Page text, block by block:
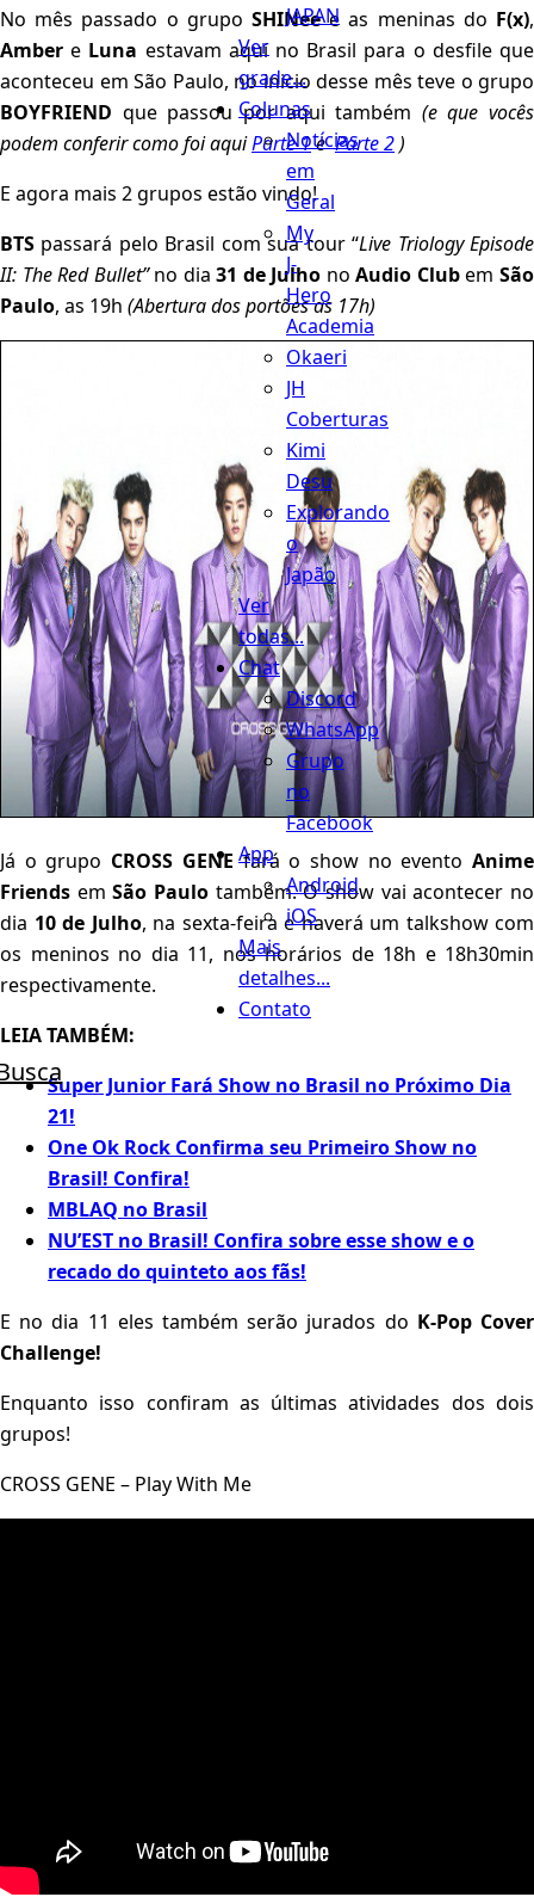
JAPAN
Ver
grade...
Colunas
Notícias
em
Geral
My
J-
Hero
Academia
Okaeri
JH
Coberturas
Kimi
Desu
Explorando
o
Japão
Ver
todas...
Chat
Discord
WhatsApp
Grupo
no
Facebook
App
Android
iOS
Mais
detalhes...
Contato
No mês passado o grupo SHINeee as meninas do F(x),
Ambere Luna estavam aqui no Brasil para o desfile que
aconteceu em São Paulo, no inicio desse mês teve o grupo
BOYFRIEND que passou por aqui também (e que vocês
podem conferir como foi aquiParte 1eParte 2)
E agora mais 2 grupos estão vindo!
BTS passará pelo Brasil com sua tour “Live Triology Episode
II: The Red Bullet”no dia31 de Julho noAudio ClubemSão
Paulo, as 19h (Abertura dos portões as 17h)
Já o grupo CROSS GENE fará o show no eventoAnime
Friends emSão Paulo também. O show vai acontecer no
dia 10 de Julho, na sexta-feira e haverá um talkshow com
os meninos no dia 11, nos horários de 18h e 18h30min
respectivamente.
LEIA TAMBÉM:
Super Junior Fará Show no Brasil no Próximo Dia
21!
One Ok Rock Confirma seu Primeiro Show no
Brasil! Confira!
MBLAQ no Brasil
NU’EST no Brasil! Confira sobre esse show e o
recado do quinteto aos fãs!
E no dia 11 eles também serão jurados do K-Pop Cover
Challenge!
Enquanto isso confiram as últimas atividades dos dois
grupos!
CROSS GENE – Play With Me